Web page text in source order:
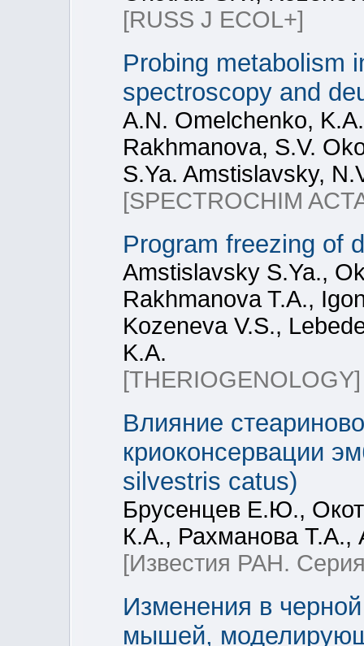
[RUSS J ECOL+]
Probing metabolism
spectroscopy and
A.N. Omelchenko,
Rakhmanova, S.V.
S.Ya. Amstislavsky,
[SPECTROCHIM
Program freezing of
Amstislavsky S.Ya.,
Rakhmanova T.A.,
Kozeneva V.S.,
K.A.
[THERIOGENOLOGY]
Влияние
криоконсервации
silvestris catus)
Брусенцев Е.Ю.,
К.А., Рахманова Т.А.,
[Известия РАН.
Изменения в черной
мышей,